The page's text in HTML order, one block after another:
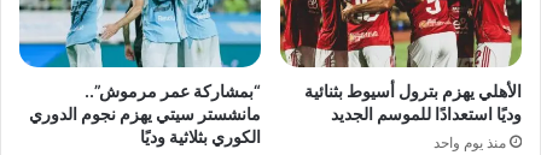
الأهلي يهزم بترول أسيوط بثنائية
وديًا استعدادًا للموسم الجديد
منذ يوم واحد
“بمشاركة عمر مرموش”..
مانشستر سيتي يهزم نجوم الدوري
الكوري بثلاثية وديًا